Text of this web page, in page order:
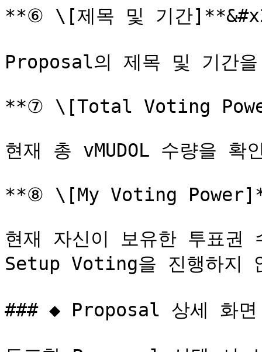
**⑥ \[제목 및 기간
Proposal의 제목 및 기간
**⑦ \[Total Voting
현재 총 vMUDOL 수량을
**⑧ \[My Voting
현재 자신이 보유한 투표권
Setup Voting을 진행하지
### ◆ Proposal 상세 화면